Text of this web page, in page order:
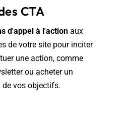
CTA
d'appel à l'actionaux
de votre site pour inciter
une action, comme
ou acheter un
vos objectifs.